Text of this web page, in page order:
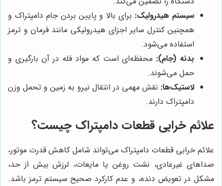
سیستم هیدرولیک: برای بالا و پایین بردن جام دامپتراک و
همچنین کنترل سایر اجزای هیدرولیکی مانند فرمان و ترمز
استفاده می‌شود.
بدنه (جام): محفظه‌ای است که مواد فله در آن بارگیری و
حمل می‌شوند.
لاستیک‌ها: نقش مهمی در انتقال نیرو به زمین و تحمل وزن
دامپتراک دارند.
علائم خرابی قطعات دامپتراک چیست؟
علائم خرابی قطعات دامپتراک می‌تواند شامل کاهش قدرت موتور،
صداهای غیرعادی، نشت روغن یا مایعات، لرزش بیش از حد،
مشکل در تعویض دنده، و عدم کارکرد صحیح سیستم ترمز باشد.